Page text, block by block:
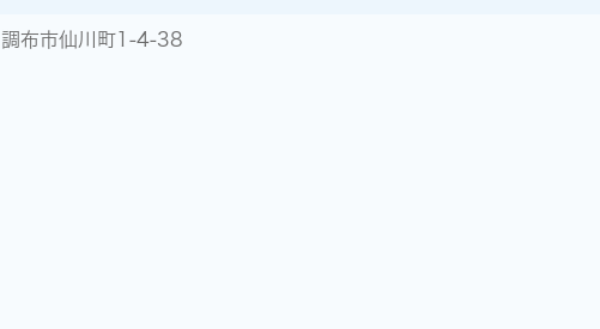
調布市仙川町1-4-38